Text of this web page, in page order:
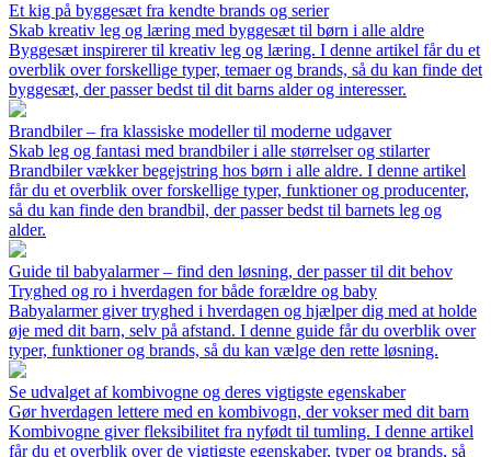
Et kig på byggesæt fra kendte brands og serier
Skab kreativ leg og læring med byggesæt til børn i alle aldre
Byggesæt inspirerer til kreativ leg og læring. I denne artikel får du et
overblik over forskellige typer, temaer og brands, så du kan finde det
byggesæt, der passer bedst til dit barns alder og interesser.
Brandbiler – fra klassiske modeller til moderne udgaver
Skab leg og fantasi med brandbiler i alle størrelser og stilarter
Brandbiler vækker begejstring hos børn i alle aldre. I denne artikel
får du et overblik over forskellige typer, funktioner og producenter,
så du kan finde den brandbil, der passer bedst til barnets leg og
alder.
Guide til babyalarmer – find den løsning, der passer til dit behov
Tryghed og ro i hverdagen for både forældre og baby
Babyalarmer giver tryghed i hverdagen og hjælper dig med at holde
øje med dit barn, selv på afstand. I denne guide får du overblik over
typer, funktioner og brands, så du kan vælge den rette løsning.
Se udvalget af kombivogne og deres vigtigste egenskaber
Gør hverdagen lettere med en kombivogn, der vokser med dit barn
Kombivogne giver fleksibilitet fra nyfødt til tumling. I denne artikel
får du et overblik over de vigtigste egenskaber, typer og brands, så